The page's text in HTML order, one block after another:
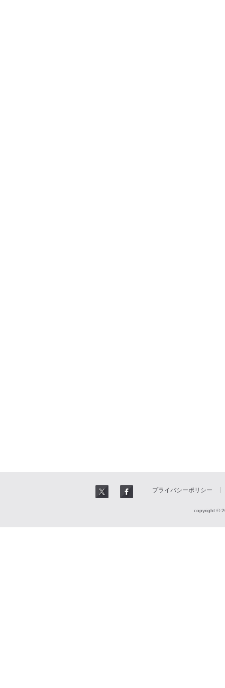
プライバシーポリシー
copyright ©